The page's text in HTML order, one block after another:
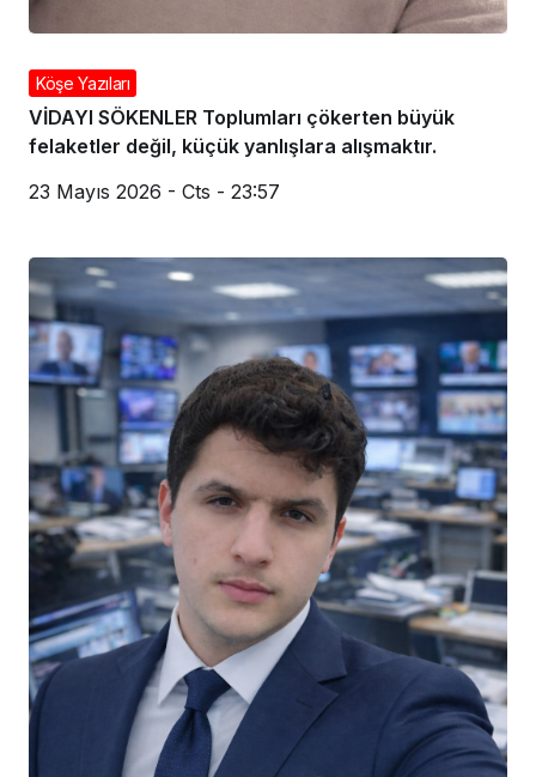
Köşe Yazıları
VİDAYI SÖKENLER Toplumları çökerten büyük
felaketler değil, küçük yanlışlara alışmaktır.
23 Mayıs 2026 - Cts - 23:57